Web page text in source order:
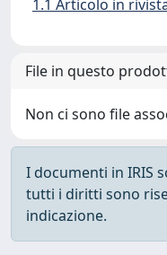
1.1 Articolo in
File in questo
Non ci sono file
I documenti in IRIS
tutti i diritti sono
indicazione.